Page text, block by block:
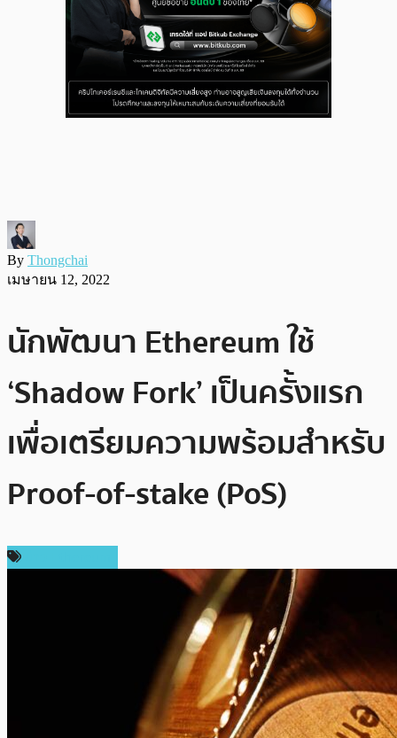
By Thongchai
เมษายน 12, 2022
นักพัฒนา Ethereum ใช้
‘Shadow Fork’ เป็นครั้งแรก
เพื่อเตรียมความพร้อมสำหรับ
Proof-of-stake (PoS)